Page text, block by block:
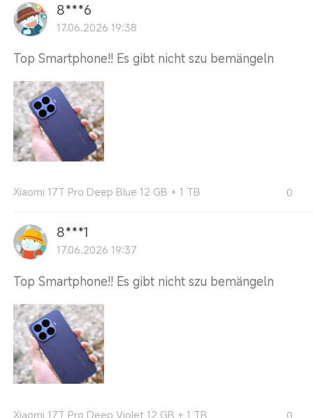
8***6
17.06.2026 19:38
Top Smartphone!! Es gibt nicht szu bemängeln
Xiaomi 17T Pro Deep Blue 12 GB + 1 TB 0
8***1
17.06.2026 19:37
Top Smartphone!! Es gibt nicht szu bemängeln
Xiaomi 17T Pro Deep Violet 12 GB + 1 TB 0